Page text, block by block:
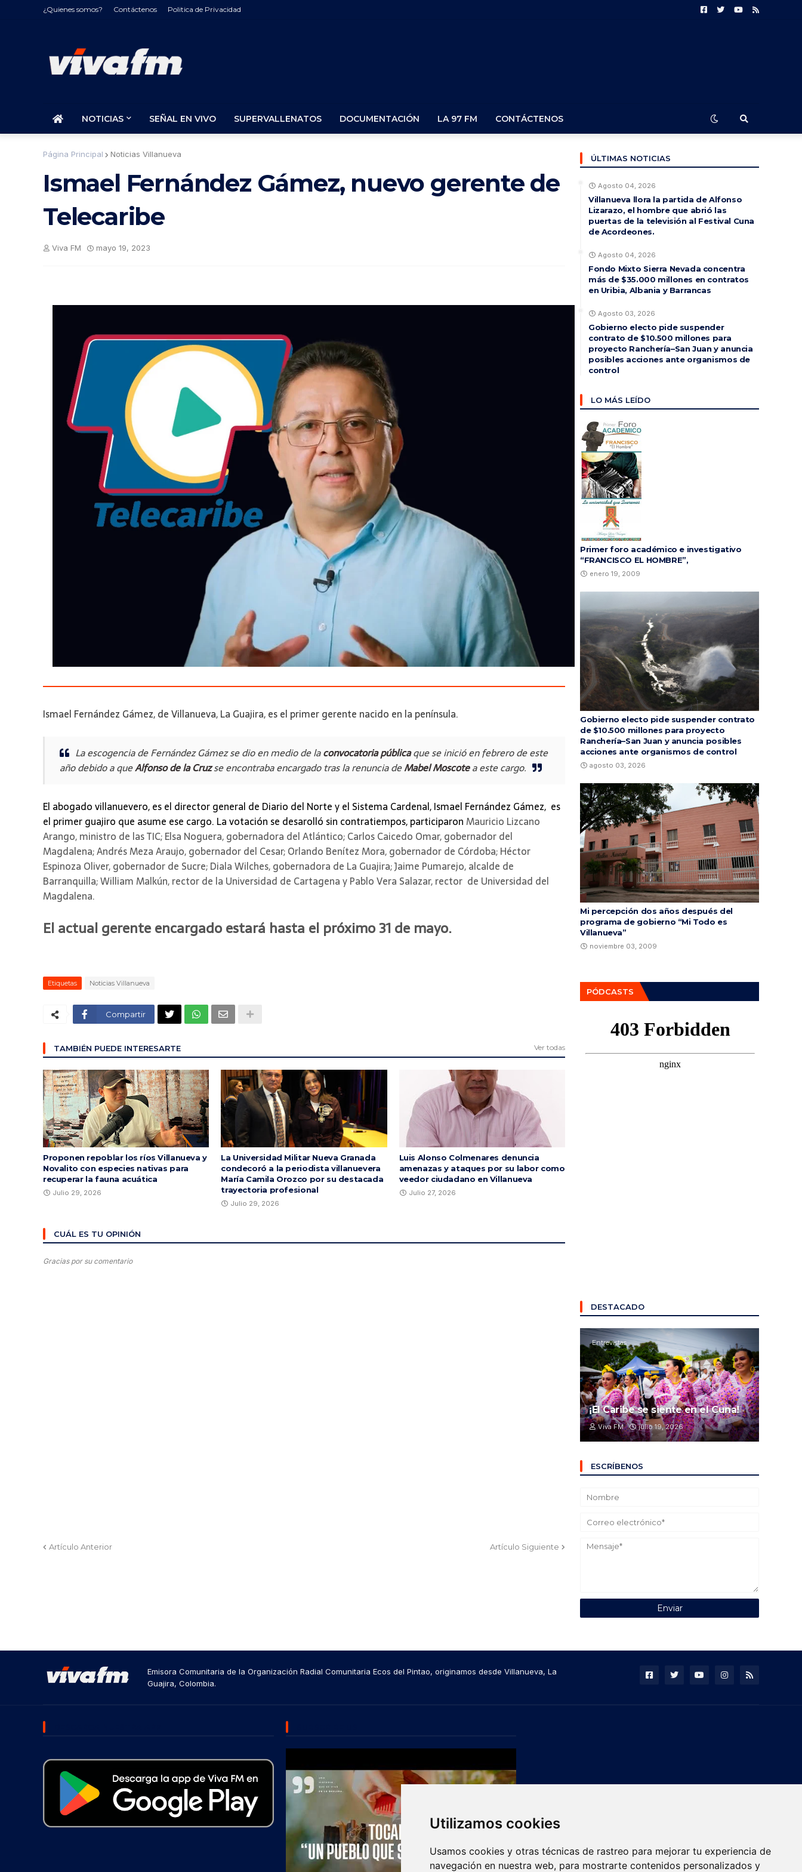
Utilizamos cookies
Usamos cookies y otras técnicas de rastreo para mejorar tu experiencia de
navegación en nuestra web, para mostrarte contenidos personalizados y
¿Quienes somos? Contáctenos Politica de Privacidad
NOTICIAS SEÑAL EN VIVO SUPERVALLENATOS DOCUMENTACIÓN LA 97 FM CONTÁCTENOS
Página Principal Noticias Villanueva
Ismael Fernández Gámez, nuevo gerente de
Telecaribe
Viva FM mayo 19, 2023
Ismael Fernández Gámez, de Villanueva, La Guajira, es el primer gerente nacido en la península.
La escogencia de Fernández Gámez se dio en medio de laconvocatoria públicaque se inició en febrero de este
año debido a queAlfonso de la Cruzse encontraba encargado tras la renuncia deMabel Moscotea este cargo.
El abogado villanuevero, es el director general de Diario del Norte y el Sistema Cardenal, Ismael Fernández Gámez,  es
el primer guajiro que asume ese cargo. La votación se desarolló sin contratiempos, participaron Mauricio Lizcano
Arango, ministro de las TIC; Elsa Noguera, gobernadora del Atlántico; Carlos Caicedo Omar, gobernador del
Magdalena; Andrés Meza Araujo, gobernador del Cesar; Orlando Benítez Mora, gobernador de Córdoba; Héctor
Espinoza Oliver, gobernador de Sucre; Diala Wilches, gobernadora de La Guajira; Jaime Pumarejo, alcalde de
Barranquilla; William Malkún, rector de la Universidad de Cartagena y Pablo Vera Salazar, rector de Universidad del
Magdalena.
El actual gerente encargado estará hasta el próximo 31 de mayo.
Etiquetas Noticias Villanueva
Compartir
TAMBIÉN PUEDE INTERESARTE Ver todas
Proponen repoblar los ríos Villanueva y
Novalito con especies nativas para
recuperar la fauna acuática
Julio 29, 2026
La Universidad Militar Nueva Granada
condecoró a la periodista villanuevera
María Camila Orozco por su destacada
trayectoria profesional
Julio 29, 2026
Luis Alonso Colmenares denuncia
amenazas y ataques por su labor como
veedor ciudadano en Villanueva
Julio 27, 2026
CUÁL ES TU OPINIÓN
Gracias por su comentario
Artículo Anterior Artículo Siguiente
ÚLTIMAS NOTICIAS
Agosto 04, 2026
Villanueva llora la partida de Alfonso
Lizarazo, el hombre que abrió las
puertas de la televisión al Festival Cuna
de Acordeones.
Agosto 04, 2026
Fondo Mixto Sierra Nevada concentra
más de $35.000 millones en contratos
en Uribia, Albania y Barrancas
Agosto 03, 2026
Gobierno electo pide suspender
contrato de $10.500 millones para
proyecto Ranchería–San Juan y anuncia
posibles acciones ante organismos de
control
LO MÁS LEÍDO
Primer foro académico e investigativo
“FRANCISCO EL HOMBRE”,
enero 19, 2009
Gobierno electo pide suspender contrato
de $10.500 millones para proyecto
Ranchería–San Juan y anuncia posibles
acciones ante organismos de control
agosto 03, 2026
Mi percepción dos años después del
programa de gobierno “Mi Todo es
Villanueva”
noviembre 03, 2009
PÓDCASTS
DESTACADO
Entrevistas
¡El Caribe se siente en el Cuna!
Viva FM julio 19, 2026
ESCRÍBENOS
Emisora Comunitaria de la Organización Radial Comunitaria Ecos del Pintao, originamos desde Villanueva, La
Guajira, Colombia.